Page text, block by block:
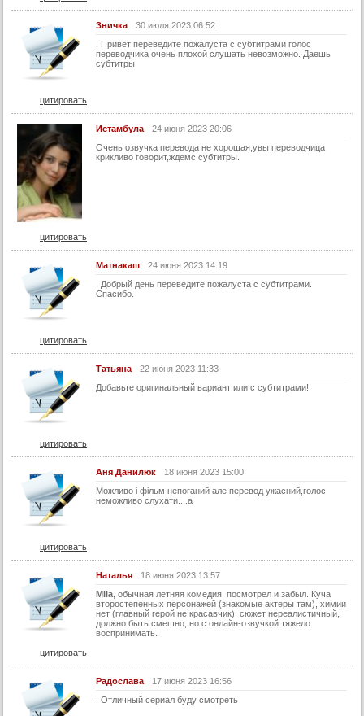
Зничка
30 июля 2023 06:52
. Привет переведите пожалуста с субтитрами голос
переводчика очень плохой слушать невозможно. Даешь
субтитры.
цитировать
Истамбула
24 июня 2023 20:06
Очень озвучка перевода не хорошая,увы переводчица
крикливо говорит,ждемс субтитры.
цитировать
Матнакаш
24 июня 2023 14:19
. Добрый день переведите пожалуста с субтитрами.
Спасибо.
цитировать
Татьяна
22 июня 2023 11:33
Добавьте оригинальный вариант или с субтитрами!
цитировать
Аня Данилюк
18 июня 2023 15:00
Можливо і фільм непоганий але перевод ужасний,голос
неможливо слухати....а
цитировать
Наталья
18 июня 2023 13:57
Mila , обычная летняя комедия, посмотрел и забыл. Куча
второстепенных персонажей (знакомые актеры там), химии
нет (главный герой не красавчик), сюжет нереалистичный,
должно быть смешно, но с онлайн-озвучкой тяжело
воспринимать.
цитировать
Радослава
17 июня 2023 16:56
. Отличный сериал буду смотреть